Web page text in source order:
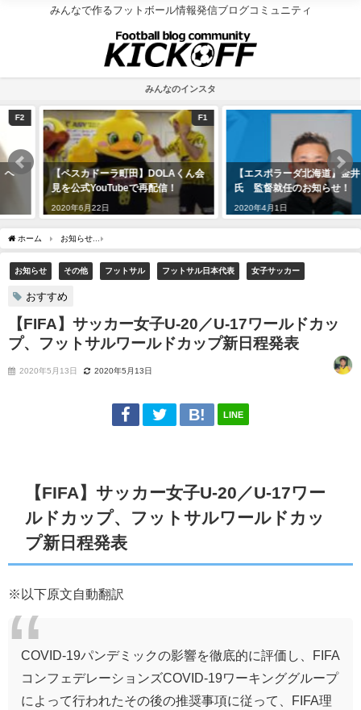
みんなで作るフットボール情報発信ブログコミュニティ
みんなのインスタ
F1
【ペスカドーラ町田】DOLAくん会
見を公式YouTubeで再配信！
2020年6月22日
【エスポラーダ北海道】金井 一哉
氏 監督就任のお知らせ！
2020年4月1日
ホーム お知らせ
お知らせ その他 フットサル フットサル日本代表 女子サッカー
おすすめ
【FIFA】サッカー女子U-20／U-17ワールドカッ
プ、フットサルワールドカップ新日程発表
2020年5月13日 2020年5月13日
LINE
【FIFA】サッカー女子U-20／U-17ワー
ルドカップ、フットサルワールドカッ
プ新日程発表
※以下原文自動翻訳
COVID-19パンデミックの影響を徹底的に評価し、FIFA
コンフェデレーションズCOVID-19ワーキンググループ
によって行われたその後の推奨事項に従って、FIFA理